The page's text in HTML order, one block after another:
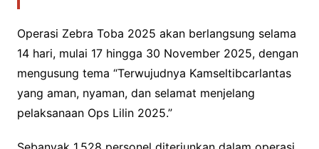
Operasi Zebra Toba 2025 akan berlangsung selama
14 hari, mulai 17 hingga 30 November 2025, dengan
mengusung tema “Terwujudnya Kamseltibcarlantas
yang aman, nyaman, dan selamat menjelang
pelaksanaan Ops Lilin 2025.”